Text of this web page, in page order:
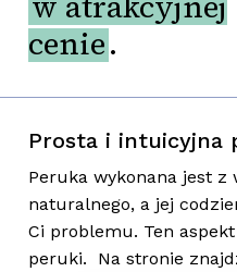
cenie.
Prosta i intuicyjna
Peruka wykonana jest z
naturalnego, a jej
Ci problemu. Ten
peruki. Na stronie